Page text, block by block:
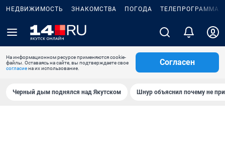
НЕДВИЖИМОСТЬ ЗНАКОМСТВА ПОГОДА ТЕЛЕПРОГРАММА
На информационном ресурсе применяются cookie-
файлы. Оставаясь на сайте, вы подтверждаете свое
согласиена их использование.
Согласен
Черный дым поднялся над Якутском Шнур объяснил почему не